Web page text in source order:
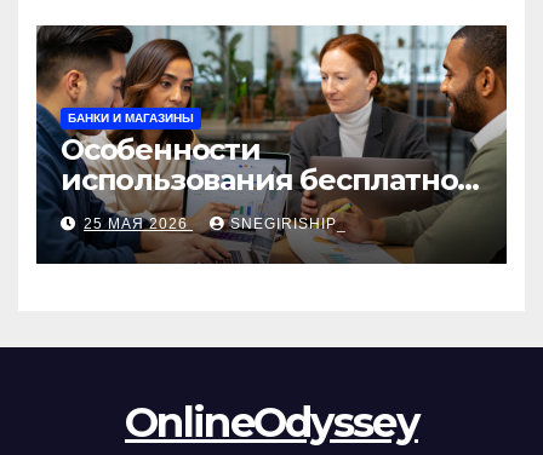
БАНКИ И МАГАЗИНЫ
Особенности
использования бесплатной
версии программ для
автоматизации и
управления предприятием
25 МАЯ 2026 SNEGIRISHIP_
OnlineOdyssey